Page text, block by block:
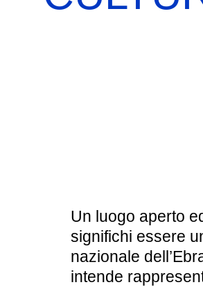
BOOKSHOP
CALENDARIO & FESTIVITÀ
OGGETTI & SIMBOLI
IL CICLO DELLA VITA
Un luogo aperto
significhi essere
nazionale
intende